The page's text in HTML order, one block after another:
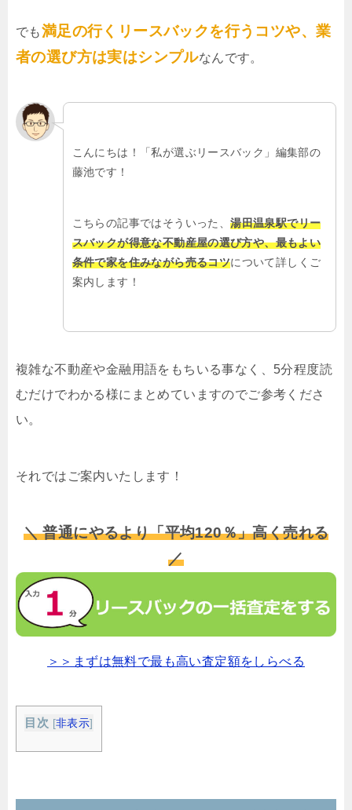
でも満足の行くリースバックを行うコツや、業
者の選び方は実はシンプルなんです。
こんにちは！「私が選ぶリースバック」編集部の
藤池です！
こちらの記事ではそういった、湯田温泉駅でリー
スバックが得意な不動産屋の選び方や、最もよい
条件で家を住みながら売るコツについて詳しくご
案内します！
複雑な不動産や金融用語をもちいる事なく、5分程度読
むだけでわかる様にまとめていますのでご参考くださ
い。
それではご案内いたします！
＼ 普通にやるより「平均120％」高く売れる
／
＞＞まずは無料で最も高い査定額をしらべる
目次 [非表示]